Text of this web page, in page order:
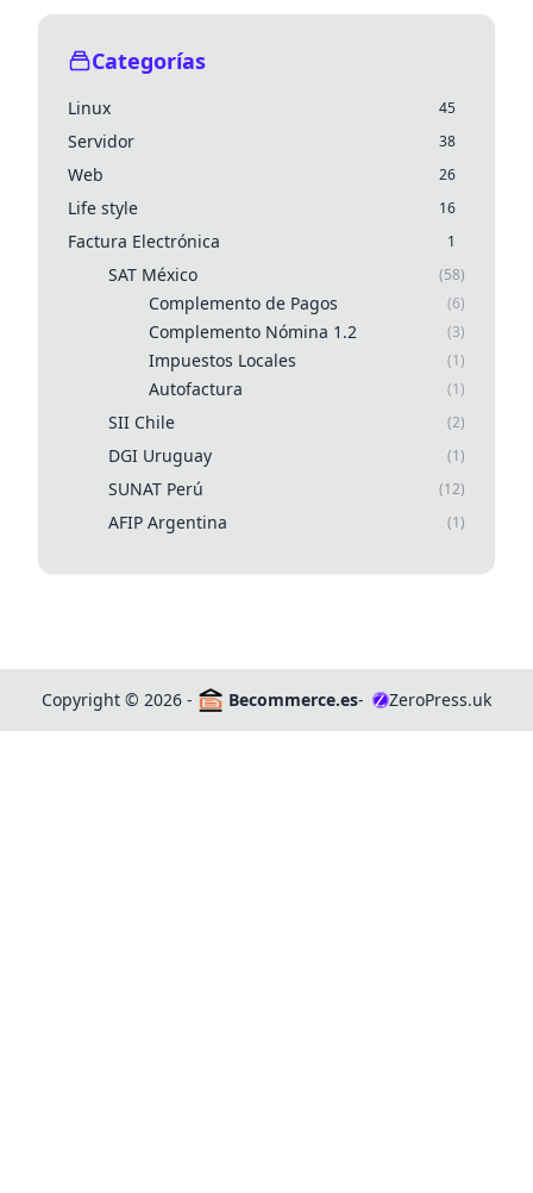
Categorías
Linux 45
Servidor 38
Web 26
Life style 16
Factura Electrónica 1
SAT México (58)
Complemento de Pagos (6)
Complemento Nómina 1.2 (3)
Impuestos Locales (1)
Autofactura (1)
SII Chile (2)
DGI Uruguay (1)
SUNAT Perú (12)
AFIP Argentina (1)
Copyright © 2026 - Becommerce.es- ZZeroPress.uk